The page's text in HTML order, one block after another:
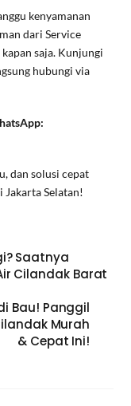
kenyamanan
dari Service
saja. Kunjungi
hubungi via
dan solusi cepat
Selatan!
Saatnya
Cilandak Barat
Bau! Panggil
Murah
& Cepat Ini!